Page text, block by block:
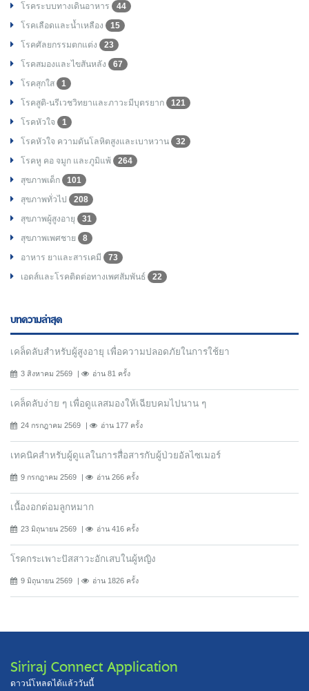
โรคระบบทางเดินอาหาร
44
โรคเลือดและน้ำเหลือง
15
โรคศัลยกรรมตกแต่ง
23
โรคสมองและไขสันหลัง
67
โรคสุกใส
1
โรคสูติ-นรีเวชวิทยาและภาวะมีบุตรยาก
121
โรคหัวใจ
1
โรคหัวใจ ความดันโลหิตสูงและเบาหวาน
32
โรคหู คอ จมูก และภูมิแพ้
264
สุขภาพเด็ก
101
สุขภาพทั่วไป
208
สุขภาพผู้สูงอายุ
31
สุขภาพเพศชาย
8
อาหาร ยาและสารเคมี
73
เอดส์และโรคติดต่อทางเพศสัมพันธ์
22
บทความล่าสุด
เคล็ดลับสำหรับผู้สูงอายุ เพื่อความปลอดภัยในการใช้ยา
3 สิงหาคม 2569 อ่าน 81 ครั้ง
เคล็ดลับง่าย ๆ เพื่อดูแลสมองให้เฉียบคมไปนาน ๆ
24 กรกฎาคม 2569 อ่าน 177 ครั้ง
เทคนิคสำหรับผู้ดูแลในการสื่อสารกับผู้ป่วยอัลไซเมอร์
9 กรกฎาคม 2569 อ่าน 266 ครั้ง
เนื้องอกต่อมลูกหมาก
23 มิถุนายน 2569 อ่าน 416 ครั้ง
โรคกระเพาะปัสสาวะอักเสบในผู้หญิง
9 มิถุนายน 2569 อ่าน 1826 ครั้ง
Siriraj Connect Application
ดาวน์โหลดได้แล้ววันนี้